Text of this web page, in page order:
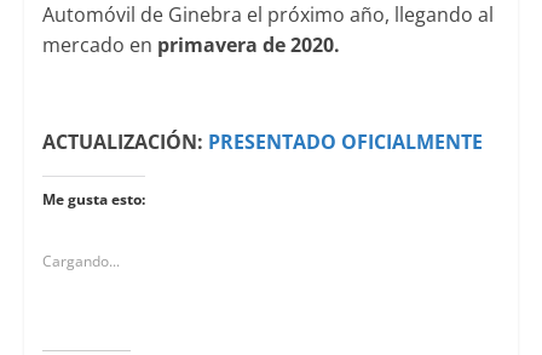
Automóvil de Ginebra el próximo año, llegando al
mercado en primavera de 2020.
ACTUALIZACIÓN: PRESENTADO OFICIALMENTE
Me gusta esto:
Cargando...